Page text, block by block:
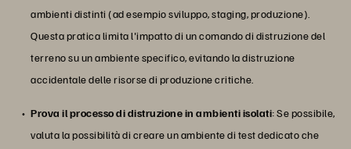
ambienti distinti (ad esempio sviluppo, staging, produzione).
Questa pratica limita l'impatto di un comando di distruzione del
terreno su un ambiente specifico, evitando la distruzione
accidentale delle risorse di produzione critiche.
Prova il processo di distruzione in ambienti isolati: Se possibile,
valuta la possibilità di creare un ambiente di test dedicato che